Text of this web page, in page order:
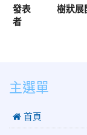
發表
者
樹狀展
主選單
 首頁